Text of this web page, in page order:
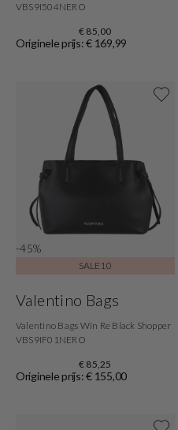
VBS9I504NERO
€ 85,00
Originele prijs: € 169,99
-45%
SALE10
Valentino Bags
Valentino Bags Win Re Black Shopper
VBS9IF01NERO
€ 85,25
Originele prijs: € 155,00